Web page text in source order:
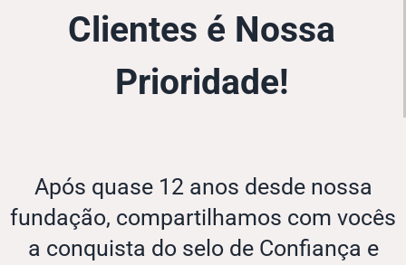
Clientes é Nossa
Prioridade!
Após quase 12 anos desde nossa
fundação, compartilhamos com vocês
a conquista do selo de Confiança e